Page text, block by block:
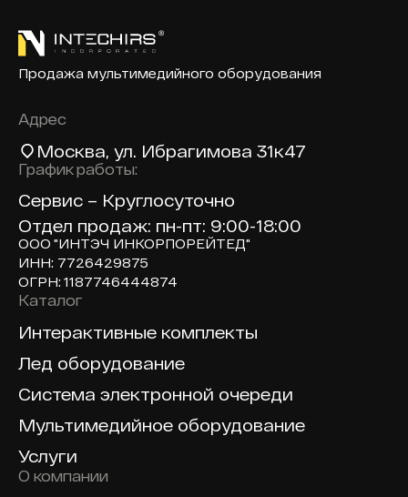
Продажа мультимедийного оборудования
Адрес
Москва, ул. Ибрагимова 31к47
График работы:
Сервис – Круглосуточно
Отдел продаж: пн-пт: 9:00-18:00
ООО "ИНТЭЧ ИНКОРПОРЕЙТЕД"
ИНН: 7726429875
ОГРН: 1187746444874
Доп навигация по сайту
Каталог
Интерактивные комплекты
Лед оборудование
Система электронной очереди
Мультимедийное оборудование
Услуги
О компании